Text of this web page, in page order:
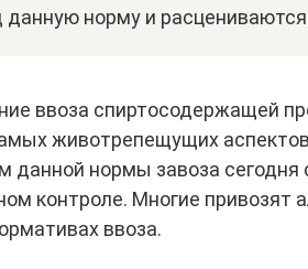
норму и расцениваются
ввоза спиртосодержащей
животрепещущих
данной нормы завоза
контроле. Многие привозят
ввоза.